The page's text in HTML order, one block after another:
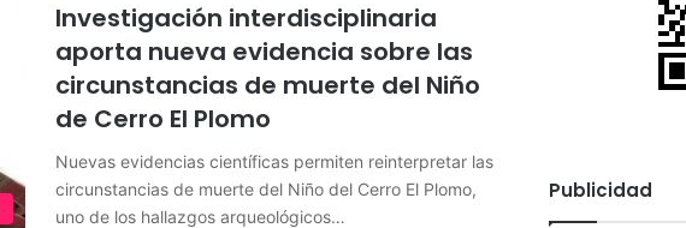
Investigación interdisciplinaria
aporta nueva evidencia sobre las
circunstancias de muerte del Niño
de Cerro El Plomo
Nuevas evidencias científicas permiten reinterpretar las
circunstancias de muerte del Niño del Cerro El Plomo,
uno de los hallazgos arqueológicos…
Publicidad